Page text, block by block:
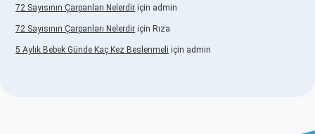
72 Sayısının Çarpanları Nelerdir için admin
72 Sayısının Çarpanları Nelerdir için Rıza
5 Aylık Bebek Günde Kaç Kez Beslenmeli için admin